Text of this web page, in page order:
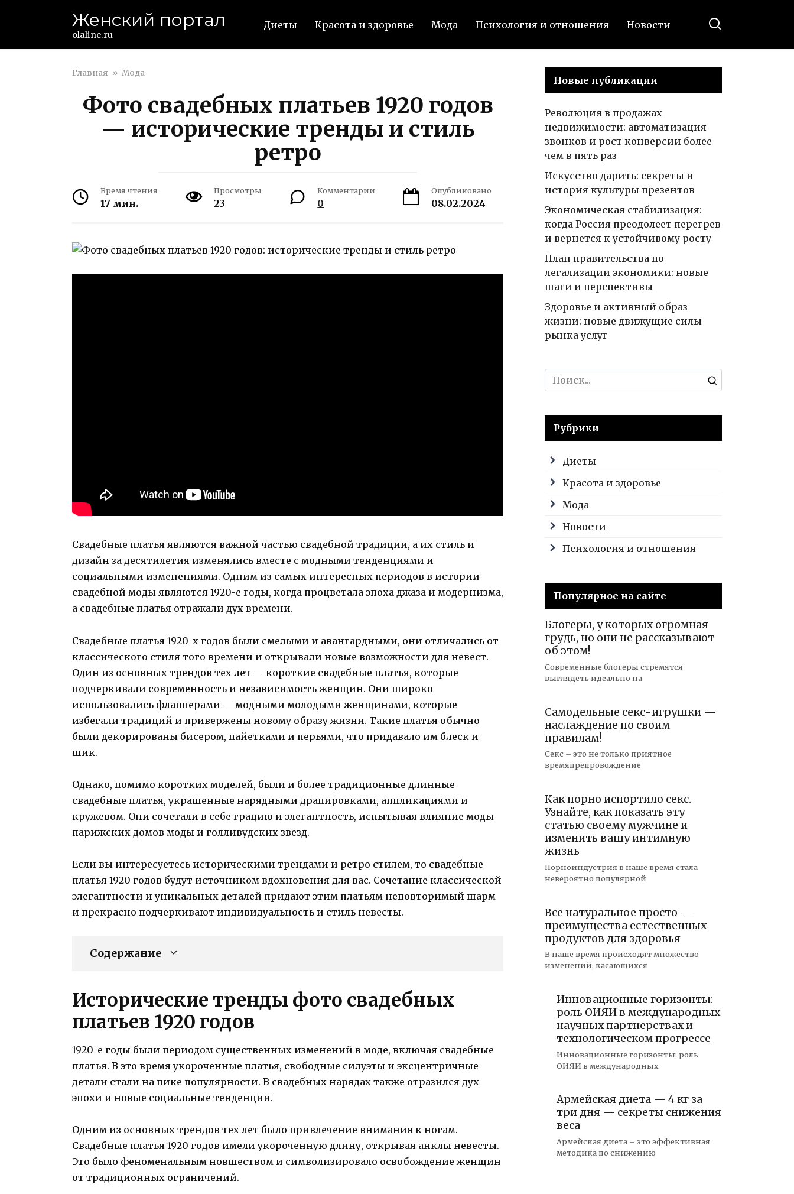
Женский портал
olaline.ru
Диеты Красота и здоровье Мода Психология и отношения Новости
Главная » Мода
Фото свадебных платьев 1920 годов
— исторические тренды и стиль
ретро
Время чтения
17 мин.
Просмотры
23
Комментарии
0
Опубликовано
08.02.2024
Свадебные платья являются важной частью свадебной традиции, а их стиль и
дизайн за десятилетия изменялись вместе с модными тенденциями и
социальными изменениями. Одним из самых интересных периодов в истории
свадебной моды являются 1920-е годы, когда процветала эпоха джаза и модернизма,
а свадебные платья отражали дух времени.
Свадебные платья 1920-х годов были смелыми и авангардными, они отличались от
классического стиля того времени и открывали новые возможности для невест.
Один из основных трендов тех лет — короткие свадебные платья, которые
подчеркивали современность и независимость женщин. Они широко
использовались флапперами — модными молодыми женщинами, которые
избегали традиций и привержены новому образу жизни. Такие платья обычно
были декорированы бисером, пайетками и перьями, что придавало им блеск и
шик.
Однако, помимо коротких моделей, были и более традиционные длинные
свадебные платья, украшенные нарядными драпировками, аппликациями и
кружевом. Они сочетали в себе грацию и элегантность, испытывая влияние моды
парижских домов моды и голливудских звезд.
Если вы интересуетесь историческими трендами и ретро стилем, то свадебные
платья 1920 годов будут источником вдохновения для вас. Сочетание классической
элегантности и уникальных деталей придают этим платьям неповторимый шарм
и прекрасно подчеркивают индивидуальность и стиль невесты.
Содержание
Исторические тренды фото свадебных
платьев 1920 годов
1920-е годы были периодом существенных изменений в моде, включая свадебные
платья. В это время укороченные платья, свободные силуэты и эксцентричные
детали стали на пике популярности. В свадебных нарядах также отразился дух
эпохи и новые социальные тенденции.
Одним из основных трендов тех лет было привлечение внимания к ногам.
Свадебные платья 1920 годов имели укороченную длину, открывая анклы невесты.
Это было феноменальным новшеством и символизировало освобождение женщин
от традиционных ограничений.
Новые публикации
Революция в продажах
недвижимости: автоматизация
звонков и рост конверсии более
чем в пять раз
Искусство дарить: секреты и
история культуры презентов
Экономическая стабилизация:
когда Россия преодолеет перегрев
и вернется к устойчивому росту
План правительства по
легализации экономики: новые
шаги и перспективы
Здоровье и активный образ
жизни: новые движущие силы
рынка услуг
Search
for:
Рубрики
Диеты
Красота и здоровье
Мода
Новости
Психология и отношения
Популярное на сайте
Блогеры, у которых огромная
грудь, но они не рассказывают
об этом!
Современные блогеры стремятся
выглядеть идеально на
Самодельные секс-игрушки —
наслаждение по своим
правилам!
Секс – это не только приятное
времяпрепровождение
Как порно испортило секс.
Узнайте, как показать эту
статью своему мужчине и
изменить вашу интимную
жизнь
Порноиндустрия в наше время стала
невероятно популярной
Все натуральное просто —
преимущества естественных
продуктов для здоровья
В наше время происходят множество
изменений, касающихся
Инновационные горизонты:
роль ОИЯИ в международных
научных партнерствах и
технологическом прогрессе
Инновационные горизонты: роль
ОИЯИ в международных
Армейская диета — 4 кг за
три дня — секреты снижения
веса
Армейская диета – это эффективная
методика по снижению